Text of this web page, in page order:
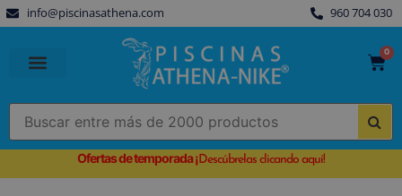
info@piscinasathena.com 960 704 030
0
Ofertas de temporada¡Descúbrelas clicando aquí!